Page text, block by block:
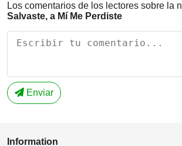
Los comentarios de los lectores sobre la
Salvaste, a Mí Me Perdiste
Enviar
Information